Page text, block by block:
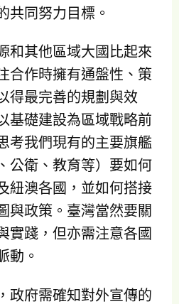
共同努力目標。
和其他區域大國比起來
合作時擁有通盤性、策
得最完善的規劃與效
基礎建設為區域戰略前
考我們現有的主要旗艦
公衛、教育等）要如何
紐澳各國，並如何搭接
與政策。臺灣當然要關
實踐，但亦需注意各國
動。
政府需確知對外宣傳的